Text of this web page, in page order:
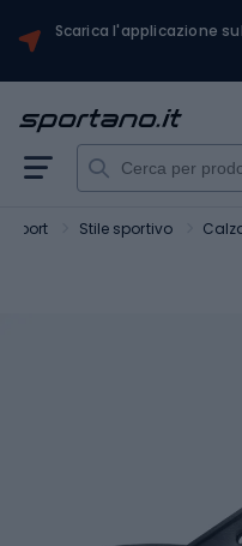
Scarica l'applicazione
Sport Stile sportivo